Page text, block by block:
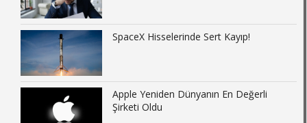
SpaceX Hisselerinde Sert Kayıp!
Apple Yeniden Dünyanın En Değerli
Şirketi Oldu